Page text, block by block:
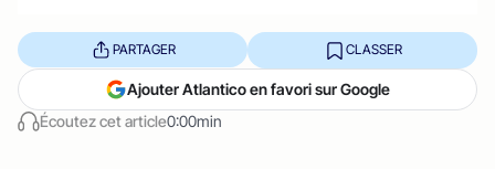
Écoutez cet article0:00min
PARTAGER CLASSER
Ajouter Atlantico en favori sur Google